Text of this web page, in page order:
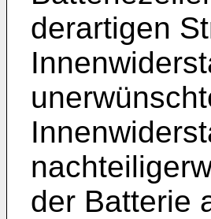
derartigen
der Batterie